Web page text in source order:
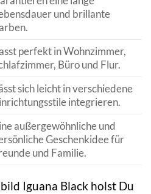
und brillante
perfekt in Wohnzimmer,
Büro und Flur.
sich leicht in verschiedene
integrieren.
außergewöhnliche und
Geschenkidee für
und Familie.
Iguana Black holst Du